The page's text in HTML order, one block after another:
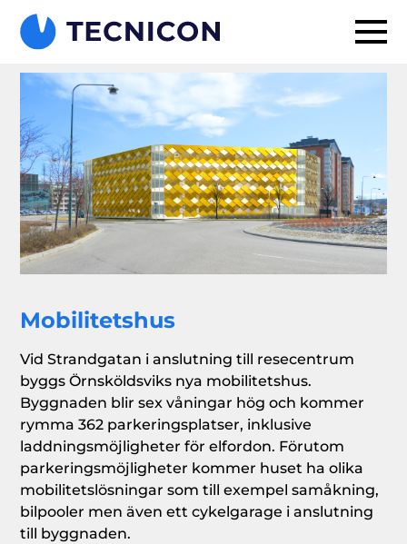
Mobilitetshus
Vid Strandgatan i anslutning till resecentrum
byggs Örnsköldsviks nya mobilitetshus.
Byggnaden blir sex våningar hög och kommer
rymma 362 parkeringsplatser, inklusive
laddningsmöjligheter för elfordon. Förutom
parkeringsmöjligheter kommer huset ha olika
mobilitetslösningar som till exempel samåkning,
bilpooler men även ett cykelgarage i anslutning
till byggnaden.